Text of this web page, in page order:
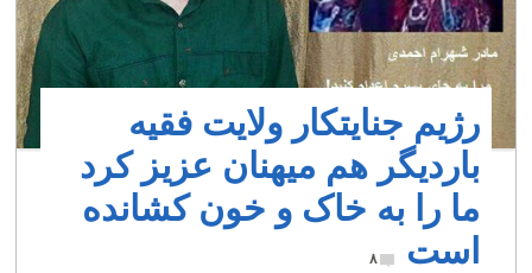
رژیم جنایتکار ولایت فقیه
باردیگر هم میهنان عزیز کرد
ما را به خاک و خون کشانده
است
۸